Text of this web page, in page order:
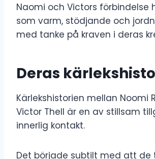
Naomi och Victors förbindelse
som varm, stödjande och
med tanke på kraven i deras
Deras
Kärlekshistorien mellan Noomi
Victor Thell är en av stillsam
innerlig kontakt.
Det började subtilt med att de